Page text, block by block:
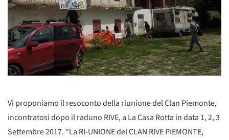
Vi proponiamo il resoconto della riunione del Clan Piemonte,
incontratosi dopo il raduno RIVE, a La Casa Rotta in data 1, 2, 3
Settembre 2017. "La RI-UNIONE del CLAN RIVE PIEMONTE,